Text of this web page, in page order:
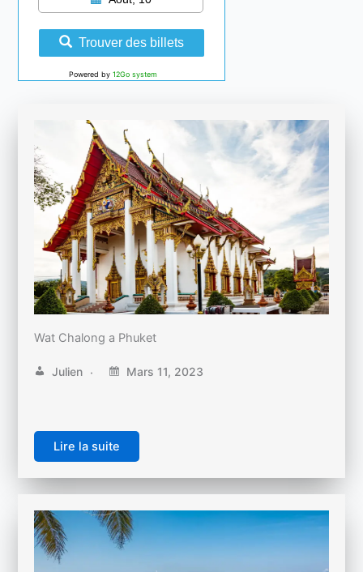
Trouver des billets
Powered by12Go system
Wat Chalong a Phuket
Julien Mars 11, 2023
Lire la suite